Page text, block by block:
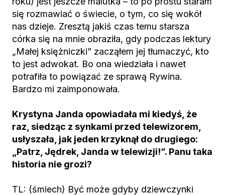
się rozmawiać o świecie, o tym, co się wokół
nas dzieje. Zresztą jakiś czas temu starsza
córka się na mnie obraziła, gdy podczas lektury
„Małej księżniczki” zacząłem jej tłumaczyć, kto
to jest adwokat. Bo ona wiedziała i nawet
potrafiła to powiązać ze sprawą Rywina.
Bardzo mi zaimponowała.
Krystyna Janda opowiadała mi kiedyś, że
raz, siedząc z synkami przed telewizorem,
usłyszała, jak jeden krzyknął do drugiego:
„Patrz, Jędrek, Janda w telewizji!”. Panu taka
historia nie grozi?
TL: (śmiech) Być może gdyby dziewczynki